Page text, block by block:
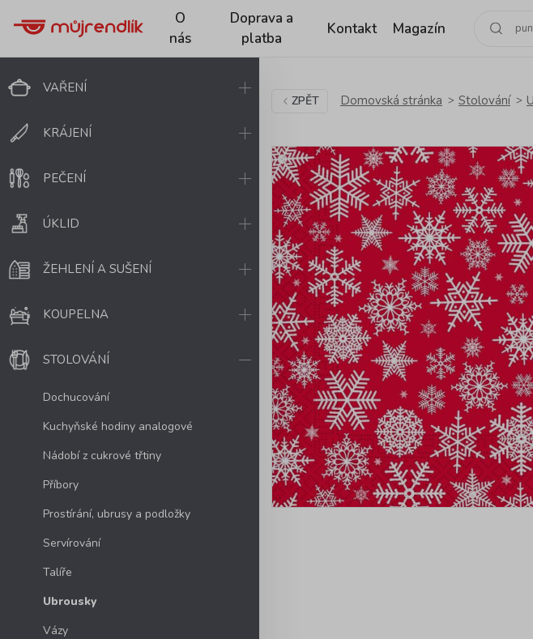
O
nás
Doprava a
platba
Kontakt Magazín
VAŘENÍ
KRÁJENÍ
PEČENÍ
ÚKLID
ŽEHLENÍ A SUŠENÍ
KOUPELNA
STOLOVÁNÍ
Dochucování
Kuchyňské hodiny analogové
Nádobí z cukrové třtiny
Příbory
Prostírání, ubrusy a podložky
Servírování
Talíře
Ubrousky
Vázy
ZPĚT Domovská stránka Stolování